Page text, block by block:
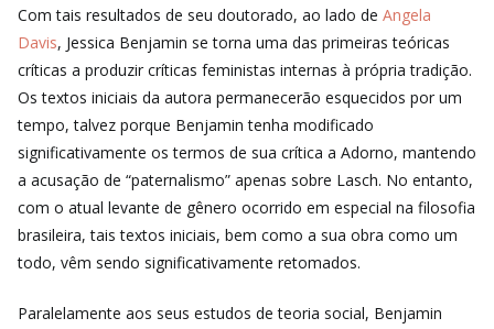
Com tais resultados de seu doutorado, ao lado de Angela
Davis, Jessica Benjamin se torna uma das primeiras teóricas
críticas a produzir críticas feministas internas à própria tradição.
Os textos iniciais da autora permanecerão esquecidos por um
tempo, talvez porque Benjamin tenha modificado
significativamente os termos de sua crítica a Adorno, mantendo
a acusação de “paternalismo” apenas sobre Lasch. No entanto,
com o atual levante de gênero ocorrido em especial na filosofia
brasileira, tais textos iniciais, bem como a sua obra como um
todo, vêm sendo significativamente retomados.
Paralelamente aos seus estudos de teoria social, Benjamin